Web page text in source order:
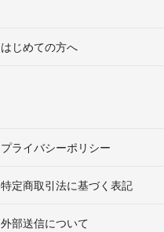
はじめての方へ
プライバシーポリシー
特定商取引法に基づく表記
外部送信について